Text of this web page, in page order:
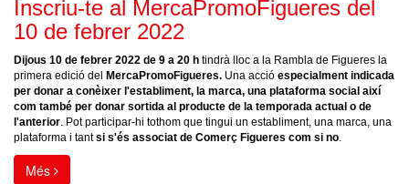
Inscriu-te al MercaPromoFigueres del
10 de febrer 2022
Dijous 10 de febrer 2022 de 9 a 20 h tindrà lloc a la Rambla de Figueres la
primera edició del
MercaPromoFigueres. Una acció especialment indicada
per donar a conèixer l'establiment, la marca, una plataforma social així
com també per donar sortida al producte de la temporada actual o de
l'anterior. Pot participar-hi tothom que tingui un establiment, una marca, una
plataforma i tantsi s'és associat de Comerç Figueres com si no.
Més